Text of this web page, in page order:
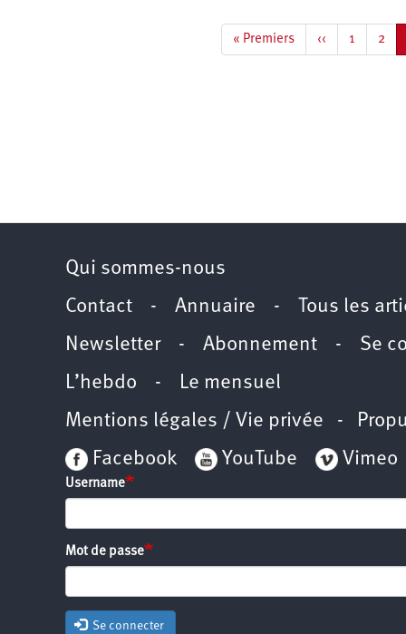
Première
page
« Premiers
Page
précédente
‹‹ Page
1 Page
2
Qui sommes-nous
Contact - Annuaire - Tous les
Newsletter- Abonnement - Se
L’hebdo - Le mensuel
Mentions légales / Vie privée -
Facebook
YouTube Vimeo
Username
Mot de passe
Se connecter